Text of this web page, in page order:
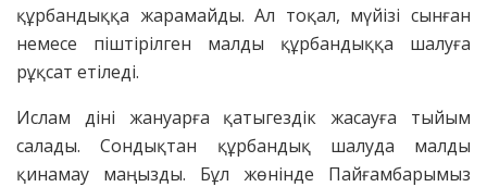
құрбандыққа жарамайды. Ал тоқал, мүйізі сынған
немесе піштірілген малды құрбандыққа шалуға
рұқсат етіледі.
Ислам діні жануарға қатыгездік жасауға тыйым
салады. Сондықтан құрбандық шалуда малды
қинамау маңызды. Бұл жөнінде Пайғамбарымыз